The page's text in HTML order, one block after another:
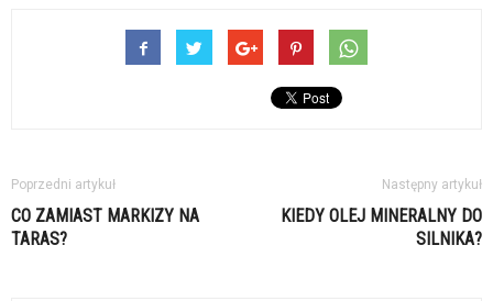
Poprzedni artykuł
CO ZAMIAST MARKIZY NA
TARAS?
Następny artykuł
KIEDY OLEJ MINERALNY DO
SILNIKA?